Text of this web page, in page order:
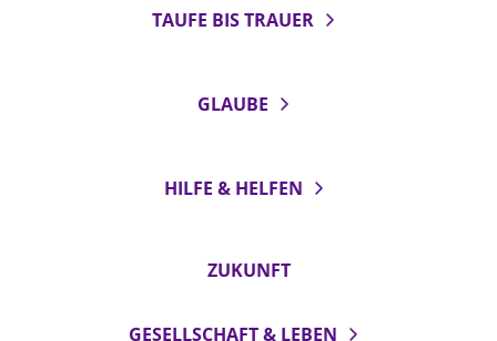
TAUFE BIS TRAUER
GLAUBE
HILFE & HELFEN
ZUKUNFT
GESELLSCHAFT & LEBEN